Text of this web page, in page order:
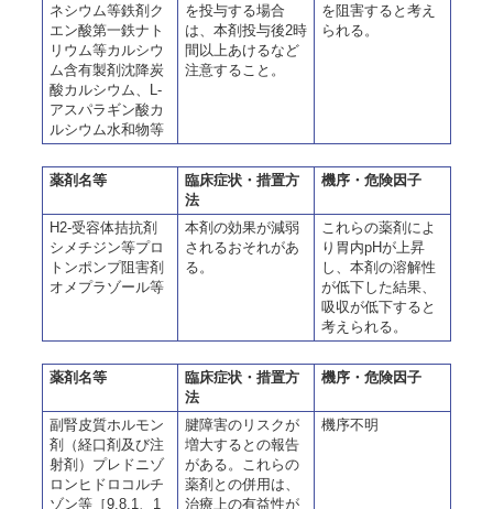
ネシウム等鉄剤ク
エン酸第一鉄ナト
リウム等カルシウ
ム含有製剤沈降炭
酸カルシウム、L-
アスパラギン酸カ
ルシウム水和物等
を投与する場合
は、本剤投与後2時
間以上あけるなど
注意すること。
を阻害すると考え
られる。
薬剤名等
臨床症状・措置方
法
機序・危険因子
H2-受容体拮抗剤
シメチジン等プロ
トンポンプ阻害剤
オメプラゾール等
本剤の効果が減弱
されるおそれがあ
る。
これらの薬剤によ
り胃内pHが上昇
し、本剤の溶解性
が低下した結果、
吸収が低下すると
考えられる。
薬剤名等
臨床症状・措置方
法
機序・危険因子
副腎皮質ホルモン
剤（経口剤及び注
射剤）プレドニゾ
ロンヒドロコルチ
ゾン等［9.8.1、1
腱障害のリスクが
増大するとの報告
がある。これらの
薬剤との併用は、
治療上の有益性が
機序不明